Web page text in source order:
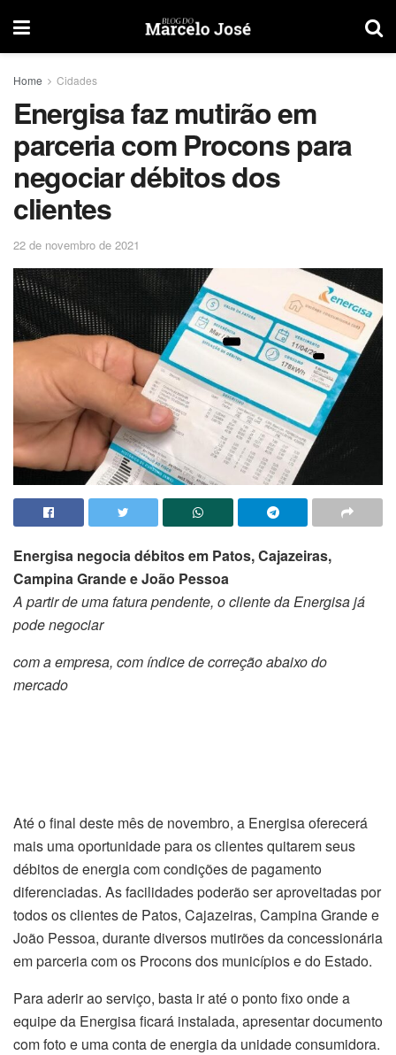
Home Cidades
Energisa faz mutirão em
parceria com Procons para
negociar débitos dos
clientes
22 de novembro de 2021
Energisa negocia débitos em Patos, Cajazeiras,
Campina Grande e João Pessoa
A partir de uma fatura pendente, o cliente da Energisa já
pode negociar
com a empresa, com índice de correção abaixo do
mercado
Até o final deste mês de novembro, a Energisa oferecerá
mais uma oportunidade para os clientes quitarem seus
débitos de energia com condições de pagamento
diferenciadas. As facilidades poderão ser aproveitadas por
todos os clientes de Patos, Cajazeiras, Campina Grande e
João Pessoa, durante diversos mutirões da concessionária
em parceria com os Procons dos municípios e do Estado.
Para aderir ao serviço, basta ir até o ponto fixo onde a
equipe da Energisa ficará instalada, apresentar documento
com foto e uma conta de energia da unidade consumidora.